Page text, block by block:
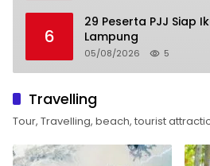
6
29 Peserta PJJ Siap Ikuti
Lampung
05/08/2026 5
Travelling
Tour, Travelling, beach, tourist